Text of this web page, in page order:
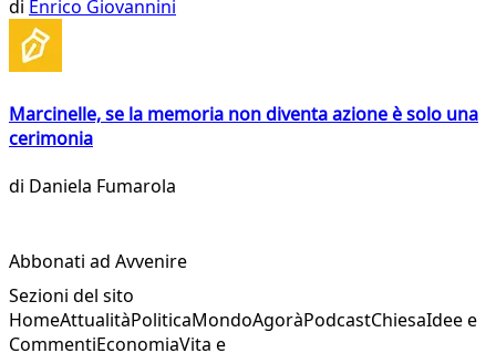
di Enrico Giovannini
Marcinelle, se la memoria non diventa azione è solo una
cerimonia
di Daniela Fumarola
Abbonati ad Avvenire
Sezioni del sito
HomeAttualitàPoliticaMondoAgoràPodcastChiesaIdee e
CommentiEconomiaVita e